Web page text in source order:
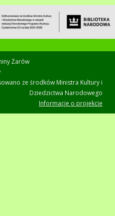
Żarów
ze środków Ministra Kultury i
Dziedzictwa Narodowego
Informacje o projekcie